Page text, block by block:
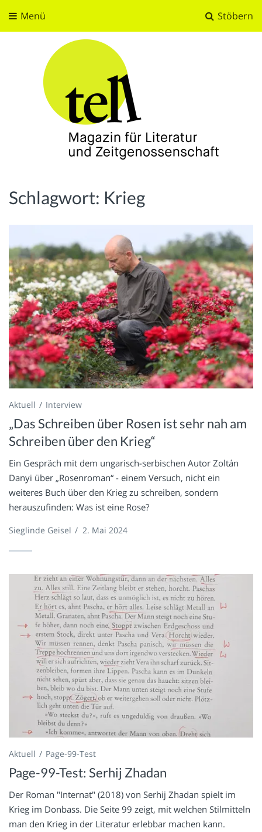
Stöbern
Menü
Schlagwort: Krieg
Aktuell Interview
„Das Schreiben über Rosen ist sehr nah am
Schreiben über den Krieg“
Ein Gespräch mit dem ungarisch-serbischen Autor Zoltán
Danyi über „Rosenroman“ - einem Versuch, nicht ein
weiteres Buch über den Krieg zu schreiben, sondern
herauszufinden: Was ist eine Rose?
Sieglinde Geisel / 2. Mai 2024
Aktuell Page-99-Test
Page-99-Test: Serhij Zhadan
Der Roman "Internat" (2018) von Serhij Zhadan spielt im
Krieg im Donbass. Die Seite 99 zeigt, mit welchen Stilmitteln
man den Krieg in der Literatur erlebbar machen kann.